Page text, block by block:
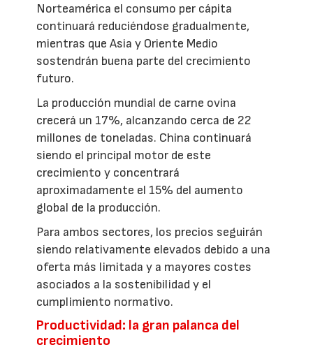
Norteamérica el consumo per cápita
continuará reduciéndose gradualmente,
mientras que Asia y Oriente Medio
sostendrán buena parte del crecimiento
futuro.
La producción mundial de carne ovina
crecerá un 17%, alcanzando cerca de 22
millones de toneladas. China continuará
siendo el principal motor de este
crecimiento y concentrará
aproximadamente el 15% del aumento
global de la producción.
Para ambos sectores, los precios seguirán
siendo relativamente elevados debido a una
oferta más limitada y a mayores costes
asociados a la sostenibilidad y el
cumplimiento normativo.
Productividad: la gran palanca del
crecimiento